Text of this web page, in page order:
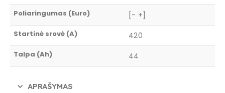
Poliaringumas (Euro) [- +]
Startinė srovė (A) 420
Talpa (Ah) 44
APRAŠYMAS